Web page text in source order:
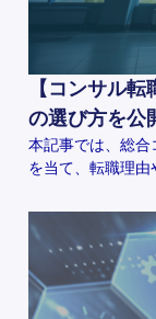
【コンサル
の選び方を公
本記事では、総合
を当て、転職理